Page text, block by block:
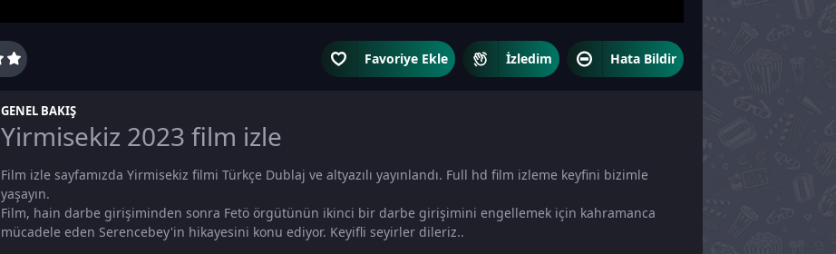
Favoriye Ekle İzledim Hata Bildir
GENEL BAKIŞ
Yirmisekiz 2023 film izle
Film izle sayfamızda Yirmisekiz filmi Türkçe Dublaj ve altyazılı yayınlandı. Full hd film izleme keyfini bizimle
yaşayın.
Film, hain darbe girişiminden sonra Fetö örgütünün ikinci bir darbe girişimini engellemek için kahramanca
mücadele eden Serencebey'in hikayesini konu ediyor. Keyifli seyirler dileriz..